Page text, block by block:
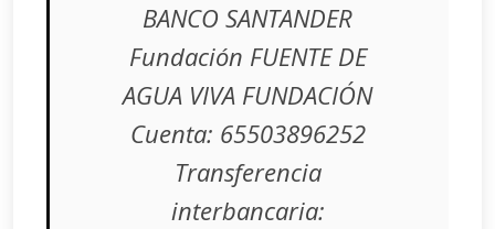
BANCO SANTANDER
Fundación FUENTE DE
AGUA VIVA FUNDACIÓN
Cuenta: 65503896252
Transferencia
interbancaria: